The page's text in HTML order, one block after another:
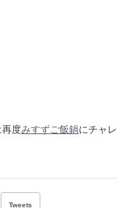
再度みすずご飯鍋にチャレ
Tweets